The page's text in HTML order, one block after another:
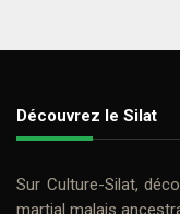
Découvrez le Silat
Sur Culture-Silat,
martial malais